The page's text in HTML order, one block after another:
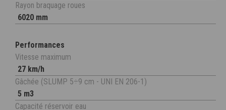
Rayon braquage roues
6020 mm
Performances
Vitesse maximum
27 km/h
Gâchée (SLUMP 5÷9 cm - UNI EN 206-1)
5 m3
Capacité réservoir eau